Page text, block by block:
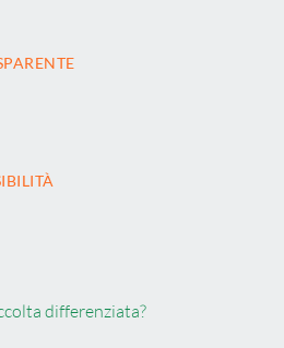
differenziata?